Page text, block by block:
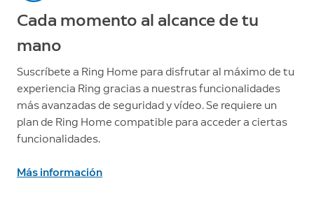
Cada momento al alcance de tu
mano
Suscríbete a Ring Home para disfrutar al máximo de tu
experiencia Ring gracias a nuestras funcionalidades
más avanzadas de seguridad y vídeo. Se requiere un
plan de Ring Home compatible para acceder a ciertas
funcionalidades.
Más información